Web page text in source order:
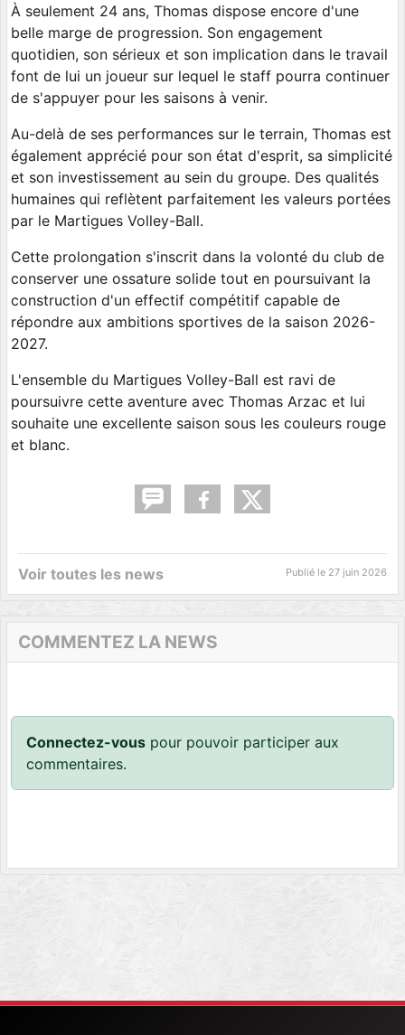
À seulement 24 ans, Thomas dispose encore d'une
belle marge de progression. Son engagement
quotidien, son sérieux et son implication dans le travail
font de lui un joueur sur lequel le staff pourra continuer
de s'appuyer pour les saisons à venir.
Au-delà de ses performances sur le terrain, Thomas est
également apprécié pour son état d'esprit, sa simplicité
et son investissement au sein du groupe. Des qualités
humaines qui reflètent parfaitement les valeurs portées
par le Martigues Volley-Ball.
Cette prolongation s'inscrit dans la volonté du club de
conserver une ossature solide tout en poursuivant la
construction d'un effectif compétitif capable de
répondre aux ambitions sportives de la saison 2026-
2027.
L'ensemble du Martigues Volley-Ball est ravi de
poursuivre cette aventure avec Thomas Arzac et lui
souhaite une excellente saison sous les couleurs rouge
et blanc.
Voir toutes les news Publié le 27 juin 2026
COMMENTEZ LA NEWS
Connectez-vous pour pouvoir participer aux
commentaires.